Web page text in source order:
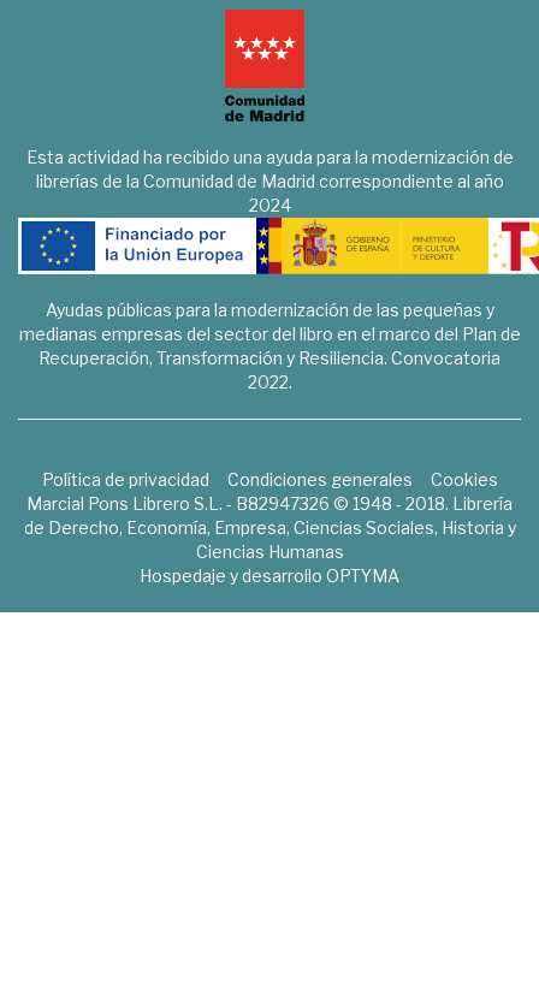
Esta actividad ha recibido una ayuda para la modernización de
librerías de la Comunidad de Madrid correspondiente al año
2024
Ayudas públicas para la modernización de las pequeñas y
medianas empresas del sector del libro en el marco del Plan de
Recuperación, Transformación y Resiliencia. Convocatoria
2022.
Política de privacidad Condiciones generales
Cookies
Marcial Pons Librero S.L. - B82947326 © 1948 - 2018. Librería
de Derecho, Economía, Empresa, Ciencias Sociales, Historia y
Ciencias Humanas
Hospedaje y desarrollo OPTYMA